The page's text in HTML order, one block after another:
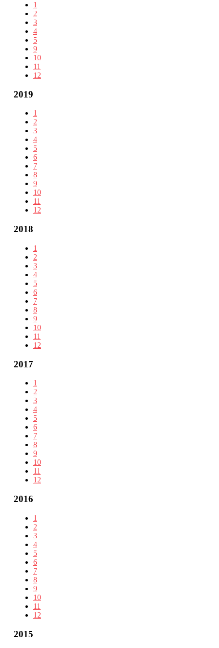
1
2
3
4
5
9
10
11
12
2019
1
2
3
4
5
6
7
8
9
10
11
12
2018
1
2
3
4
5
6
7
8
9
10
11
12
2017
1
2
3
4
5
6
7
8
9
10
11
12
2016
1
2
3
4
5
6
7
8
9
10
11
12
2015